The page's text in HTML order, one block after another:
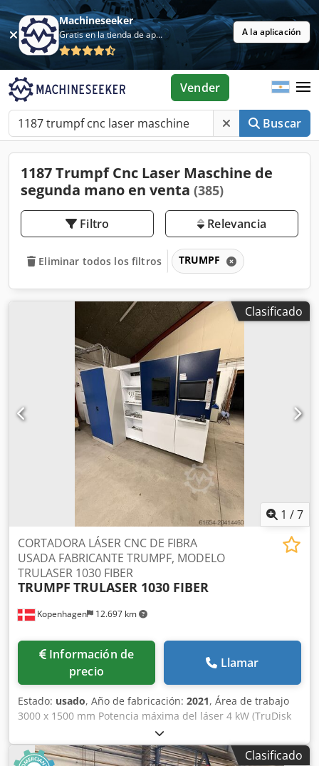
Machineseeker
Gratis en la tienda de aplicaciones A la aplicación
Buscar
Vender
1187 Trumpf Cnc Laser Maschine de
segunda mano en venta (385)
Filtro Relevancia
Eliminar todos los filtros TRUMPF
Clasificado
1 /7
Kopenhagen 12.697 km
CORTADORA LÁSER CNC DE FIBRA
USADA FABRICANTE TRUMPF, MODELO
TRULASER 1030 FIBER
TRUMPF TRULASER 1030 FIBER
Información de
precio
Llamar
Estado: usado, Año de fabricación: 2021, Área de trabajo
3000 x 1500 mm Potencia máxima del láser 4 kW (TruDisk
4001) Espesor máximo de chapa 25/20 mm (St. 37/acero
inoxidable) Cámara integrada para supervisión de
procesos (con interfaz para monitor) Control: Siemens
Clasificado